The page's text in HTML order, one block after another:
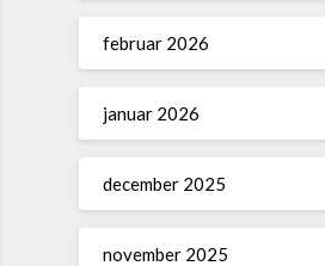
februar 2026
januar 2026
december 2025
november 2025